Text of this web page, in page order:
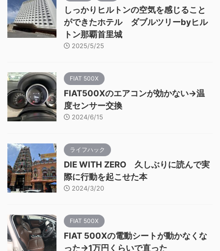
しっかりヒルトンの空気を感じること
ができたホテル ダブルツリーbyヒル
トン那覇首里城
2025/5/25
FIAT 500X
FIAT500Xのエアコンが効かない→温
度センサー交換
2024/6/15
ライフハック
DIE WITH ZERO 久しぶりに読んで実
際に行動を起こせた本
2024/3/20
FIAT 500X
FIAT 500Xの電動シートが動かなくな
った→1万円くらいで直った